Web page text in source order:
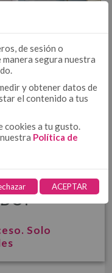
MANTITAS
VELCRO
COLCHA
ALGODÓN
DE TENCEL + PU
Solo
de sesión o
segura nuestra
y obtener datos de
el contenido a tus
cookies a tu gusto.
Política de
ACEPTAR